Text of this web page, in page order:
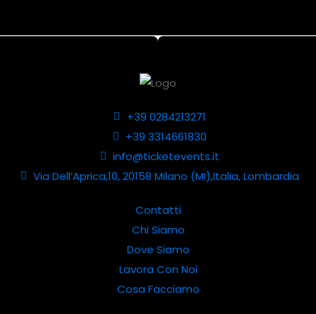
+39 0284213271
+39 3314661830
info@ticketevents.it
Via Dell’Aprica,10, 20158 Milano (MI),Italia, Lombardia
Contatti
Chi Siamo
Dove Siamo
Lavora Con Noi
Cosa Facciamo